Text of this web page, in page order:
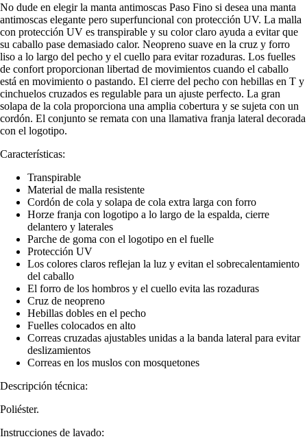
No dude en elegir la manta antimoscas Paso Fino si desea una manta
antimoscas elegante pero superfuncional con protección UV. La malla
con protección UV es transpirable y su color claro ayuda a evitar que
su caballo pase demasiado calor. Neopreno suave en la cruz y forro
liso a lo largo del pecho y el cuello para evitar rozaduras. Los fuelles
de confort proporcionan libertad de movimientos cuando el caballo
está en movimiento o pastando. El cierre del pecho con hebillas en T y
cinchuelos cruzados es regulable para un ajuste perfecto. La gran
solapa de la cola proporciona una amplia cobertura y se sujeta con un
cordón. El conjunto se remata con una llamativa franja lateral decorada
con el logotipo.
Características:
Transpirable
Material de malla resistente
Cordón de cola y solapa de cola extra larga con forro
Horze franja con logotipo a lo largo de la espalda, cierre
delantero y laterales
Parche de goma con el logotipo en el fuelle
Protección UV
Los colores claros reflejan la luz y evitan el sobrecalentamiento
del caballo
El forro de los hombros y el cuello evita las rozaduras
Cruz de neopreno
Hebillas dobles en el pecho
Fuelles colocados en alto
Correas cruzadas ajustables unidas a la banda lateral para evitar
deslizamientos
Correas en los muslos con mosquetones
Descripción técnica:
Poliéster.
Instrucciones de lavado: